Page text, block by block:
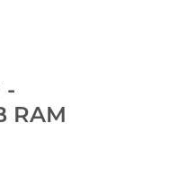
-
RAM